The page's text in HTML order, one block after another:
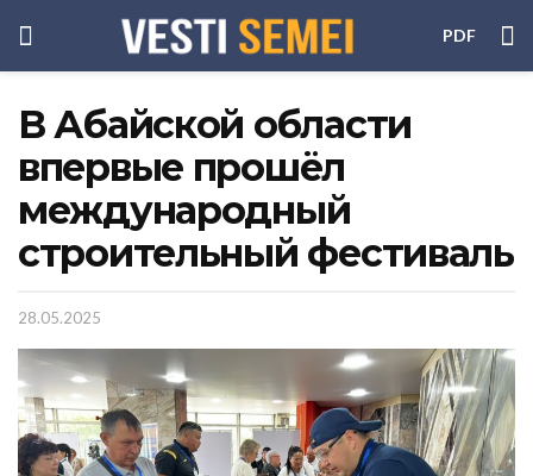
PDF
В Абайской области
впервые прошёл
международный
строительный фестиваль
28.05.2025